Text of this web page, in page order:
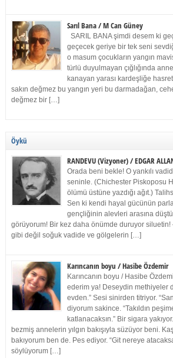
Sarıl Bana / M Can Güney
SARIL BANA şimdi desem ki
geçecek geriye bir tek seni
o masum çocukların yangın
türlü duyulmayan çığlığında
kanayan yarası kardeşliğe
sakın değmez bu yangın yeri bu darmadağan,
değmez bir […]
Öykü
RANDEVU (Vizyoner) / EDGAR
Orada beni bekle! O yankılı
seninle. (Chichester Piskoposu
ölümü üstüne yazdığı ağıt.)
Sen ki kendi hayal gücünün
gençliğinin alevleri arasına
görüyorum! Bir kez daha önümde duruyor
gibi değil soğuk vadide ve gölgelerin […]
Karıncanın boyu / Hasibe Özdemir
Karıncanın boyu / Hasibe
ederim ya! Deseydin methiyeler
evden.” Sesi sinirden titriyor.
diyorum sakince. “Takıldın
katlanacaksın.” Bir sigara
bezmiş annelerin yılgın bakışıyla süzüyor beni.
bakıyorum ben de. Pes ediyor. “Git nereye
söylüyorum […]